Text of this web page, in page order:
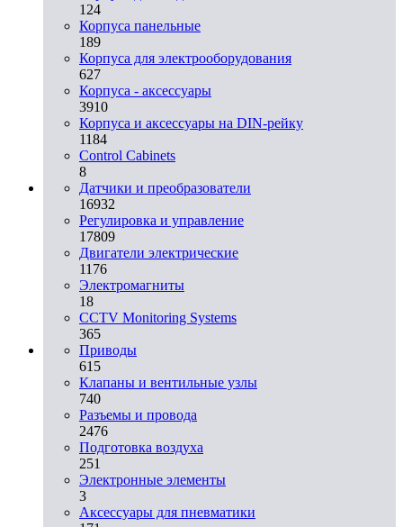
124
Корпуса панельные
189
Корпуса для электрооборудования
627
Корпуса - аксессуары
3910
Корпуса и аксессуары на DIN-рейку
1184
Control Cabinets
8
Датчики и преобразователи
16932
Регулировка и управление
17809
Двигатели электрические
1176
Электромагниты
18
CCTV Monitoring Systems
365
Приводы
615
Клапаны и вентильные узлы
740
Разъемы и провода
2476
Подготовка воздуха
251
Электронные элементы
3
Аксессуары для пневматики